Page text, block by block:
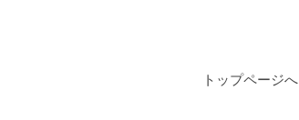
トップページへ